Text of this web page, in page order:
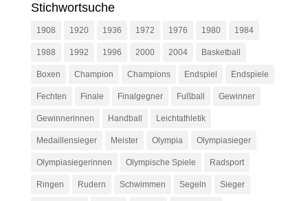
Stichwortsuche
1908 1920 1936 1972 1976 1980 1984
1988 1992 1996 2000 2004 Basketball
Boxen Champion Champions Endspiel Endspiele
Fechten Finale Finalgegner Fußball Gewinner
Gewinnerinnen Handball Leichtathletik
Medaillensieger Meister Olympia Olympiasieger
Olympiasiegerinnen Olympische Spiele Radsport
Ringen Rudern Schwimmen Segeln Sieger